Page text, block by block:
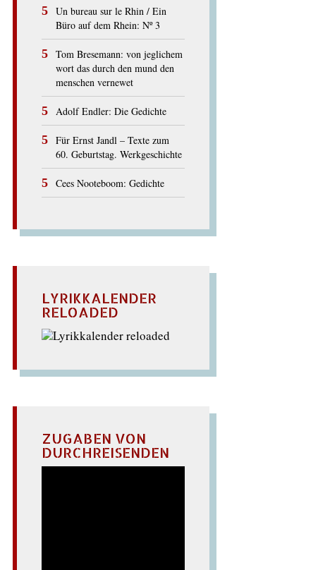
Un bureau sur le Rhin / Ein
Büro auf dem Rhein: Nº 3
Tom Bresemann: von jeglichem
wort das durch den mund den
menschen vernewet
Adolf Endler: Die Gedichte
Für Ernst Jandl – Texte zum
60. Geburtstag. Werkgeschichte
Cees Nooteboom: Gedichte
LYRIKKALENDER
RELOADED
ZUGABEN VON
DURCHREISENDEN